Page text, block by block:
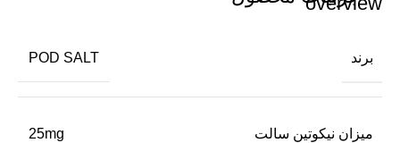
برند POD SALT
میزان نیکوتین سالت 25mg